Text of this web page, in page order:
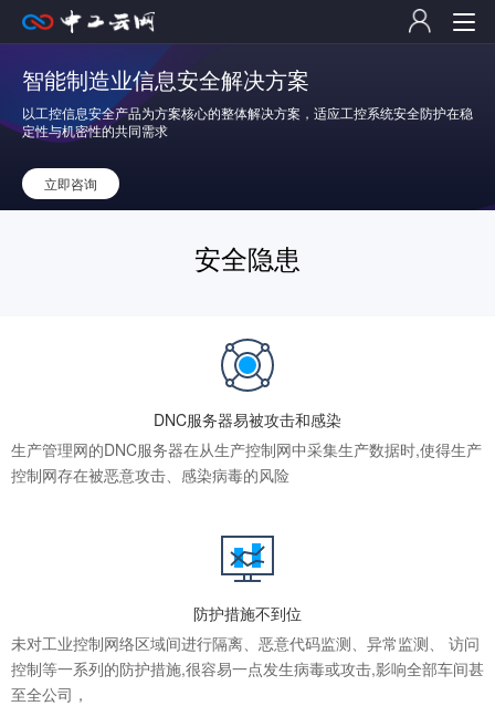
智能制造业信息安全解决方案
以工控信息安全产品为方案核心的整体解决方案，适应工控系统安全防护在稳
定性与机密性的共同需求
立即咨询
安全隐患
DNC服务器易被攻击和感染
生产管理网的DNC服务器在从生产控制网中采集生产数据时,使得生产
控制网存在被恶意攻击、感染病毒的风险
防护措施不到位
未对工业控制网络区域间进行隔离、恶意代码监测、异常监测、 访问
控制等一系列的防护措施,很容易一点发生病毒或攻击,影响全部车间甚
至全公司，